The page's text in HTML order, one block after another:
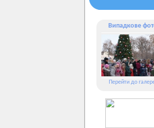
Випадкове
Перейти до